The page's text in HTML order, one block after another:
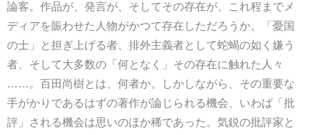
論客。作品が、発言が、そしてその存在が、これ程までメ
ディアを賑わせた人物がかつて存在しただろうか。「憂国
の士」と担ぎ上げる者、排外主義者として蛇蝎の如く嫌う
者、そして大多数の「何となく」その存在に触れた人々
……。百田尚樹とは、何者か。しかしながら、その重要な
手がかりであるはずの著作が論じられる機会、いわば「批
評」される機会は思いのほか稀であった。気鋭の批評家と